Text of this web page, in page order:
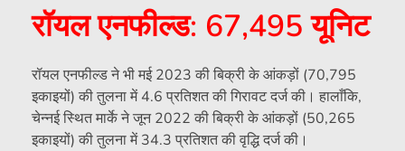
रॉयल एनफील्ड: 67,495 यूनिट
रॉयल एनफील्ड ने भी मई 2023 की बिक्री के आंकड़ों (70,795
इकाइयों) की तुलना में 4.6 प्रतिशत की गिरावट दर्ज की। हालाँकि,
चेन्नई स्थित मार्के ने जून 2022 की बिक्री के आंकड़ों (50,265
इकाइयों) की तुलना में 34.3 प्रतिशत की वृद्धि दर्ज की।